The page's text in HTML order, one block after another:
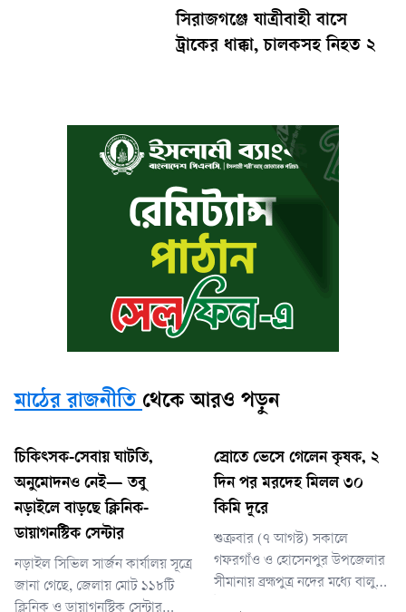
সিরাজগঞ্জে যাত্রীবাহী বাসে
ট্রাকের ধাক্কা, চালকসহ নিহত ২
মাঠের রাজনীতি থেকে আরও পড়ুন
চিকিৎসক-সেবায় ঘাটতি,
অনুমোদনও নেই— তবু
নড়াইলে বাড়ছে ক্লিনিক-
ডায়াগনস্টিক সেন্টার
নড়াইল সিভিল সার্জন কার্যালয় সূত্রে
জানা গেছে, জেলায় মোট ১১৮টি
ক্লিনিক ও ডায়াগনস্টিক সেন্টার
স্রোতে ভেসে গেলেন কৃষক, ২
দিন পর মরদেহ মিলল ৩০
কিমি দূরে
শুক্রবার (৭ আগস্ট) সকালে
গফরগাঁও ও হোসেনপুর উপজেলার
সীমানায় ব্রহ্মপুত্র নদের মধ্যে বালু